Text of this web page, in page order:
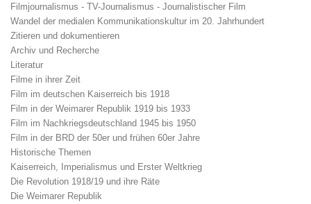
Filmjournalismus - TV-Journalismus - Journalistischer Film
Wandel der medialen Kommunikationskultur im 20. Jahrhundert
Zitieren und dokumentieren
Archiv und Recherche
Literatur
Filme in ihrer Zeit
Film im deutschen Kaiserreich bis 1918
Film in der Weimarer Republik 1919 bis 1933
Film im Nachkriegsdeutschland 1945 bis 1950
Film in der BRD der 50er und frühen 60er Jahre
Historische Themen
Kaiserreich, Imperialismus und Erster Weltkrieg
Die Revolution 1918/19 und ihre Räte
Die Weimarer Republik